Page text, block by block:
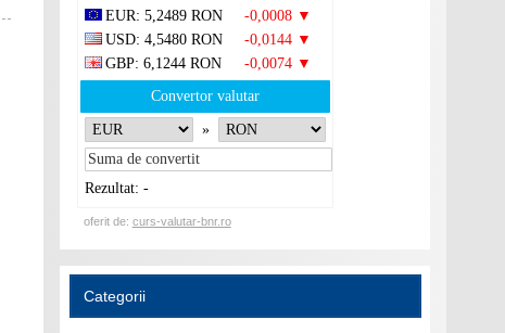
EUR: 5,2489 RON
-0,0008 ▼
USD: 4,5480 RON
-0,0144 ▼
GBP: 6,1244 RON
-0,0074 ▼
Convertor valutar
»
Rezultat: -
oferit de: curs-valutar-bnr.ro
Categorii